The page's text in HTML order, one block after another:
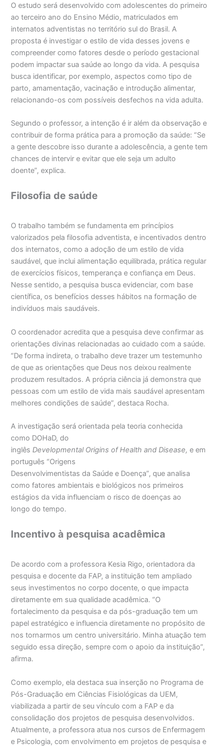
O estudo será desenvolvido com adolescentes do primeiro
ao terceiro ano do Ensino Médio, matriculados em
internatos adventistas no território sul do Brasil. A
proposta é investigar o estilo de vida desses jovens e
compreender como fatores desde o período gestacional
podem impactar sua saúde ao longo da vida. A pesquisa
busca identificar, por exemplo, aspectos como tipo de
parto, amamentação, vacinação e introdução alimentar,
relacionando-os com possíveis desfechos na vida adulta.
Segundo o professor, a intenção é ir além da observação e
contribuir de forma prática para a promoção da saúde: “Se
a gente descobre isso durante a adolescência, a gente tem
chances de intervir e evitar que ele seja um adulto
doente”, explica.
Filosofia de saúde
O trabalho também se fundamenta em princípios
valorizados pela filosofia adventista, e incentivados dentro
dos internatos, como a adoção de um estilo de vida
saudável, que inclui alimentação equilibrada, prática regular
de exercícios físicos, temperança e confiança em Deus.
Nesse sentido, a pesquisa busca evidenciar, com base
científica, os benefícios desses hábitos na formação de
indivíduos mais saudáveis.
O coordenador acredita que a pesquisa deve confirmar as
orientações divinas relacionadas ao cuidado com a saúde.
“De forma indireta, o trabalho deve trazer um testemunho
de que as orientações que Deus nos deixou realmente
produzem resultados. A própria ciência já demonstra que
pessoas com um estilo de vida mais saudável apresentam
melhores condições de saúde”, destaca Rocha.
A investigação será orientada pela teoria conhecida
como DOHaD, do
inglêsDevelopmental Origins of Health and Disease,e em
português “Origens
Desenvolvimentistas da Saúde e Doença”, que analisa
como fatores ambientais e biológicos nos primeiros
estágios da vida influenciam o risco de doenças ao
longo do tempo.
Incentivo à pesquisa acadêmica
De acordo com a professora Kesia Rigo, orientadora da
pesquisa e docente da FAP, a instituição tem ampliado
seus investimentos no corpo docente, o que impacta
diretamente em sua qualidade acadêmica. “O
fortalecimento da pesquisa e da pós-graduação tem um
papel estratégico e influencia diretamente no propósito de
nos tornarmos um centro universitário. Minha atuação tem
seguido essa direção, sempre com o apoio da instituição”,
afirma.
Como exemplo, ela destaca sua inserção no Programa de
Pós-Graduação em Ciências Fisiológicas da UEM,
viabilizada a partir de seu vínculo com a FAP e da
consolidação dos projetos de pesquisa desenvolvidos.
Atualmente, a professora atua nos cursos de Enfermagem
e Psicologia, com envolvimento em projetos de pesquisa e